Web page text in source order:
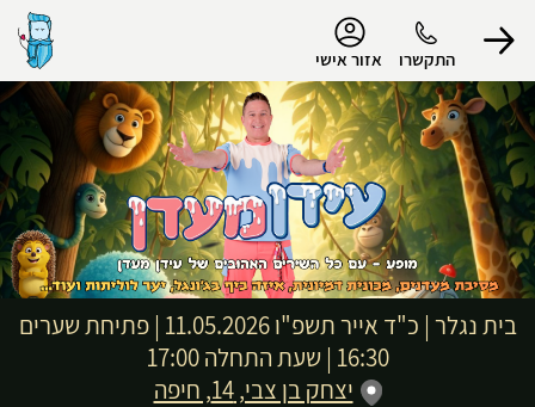
התקשרו אזור אישי
הפרופיל שלי
התנתק
בית נגלר | כ"ד אייר תשפ"ו
11.05.2026 | פתיחת שערים
16:30 | שעת התחלה 17:00
יצחק בן צבי, 14, חיפה